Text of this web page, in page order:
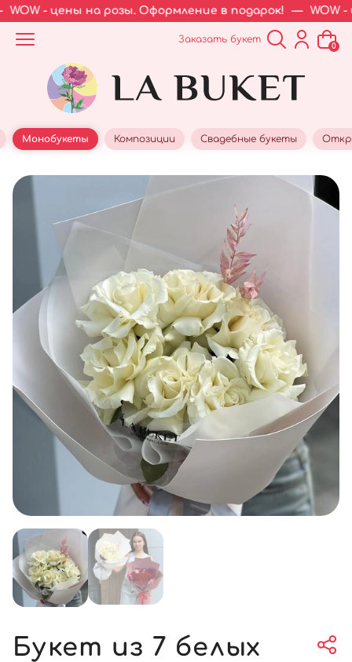
- цены на розы. Оформление в подарок! — WOW -
Заказать букет
0
Монобукеты Композиции Свадебные букеты
Букет из 7 белых